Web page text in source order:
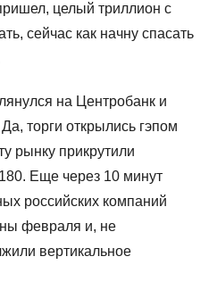
целый триллион с
сейчас как начну спасать
на Центробанк и
торги открылись гэпом
рынку прикрутили
Еще через 10 минут
российских компаний
февраля и, не
вертикальное